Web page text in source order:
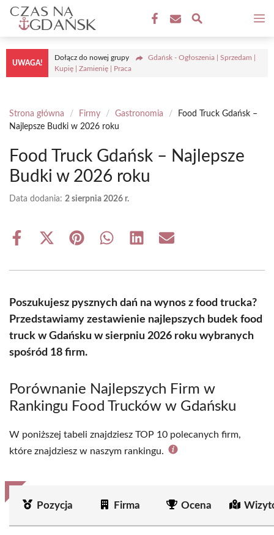
Przejdź
treści
UWAGA!
Dołącz do nowej grupy
Gdańsk - Ogłoszenia | Sprzedam |
Kupię | Zamienię | Praca
Strona główna / Firmy / Gastronomia /
Food Truck Gdańsk –
Najlepsze Budki w 2026 roku
Food Truck Gdańsk – Najlepsze
Budki w 2026 roku
Data dodania: 2 sierpnia 2026 r.
Share
Share
(Twitter)
Share Share Share Share
Poszukujesz pysznych dań na wynos z food trucka?
Przedstawiamy zestawienie najlepszych budek food
truck w Gdańsku w sierpniu 2026 roku wybranych
spośród 18 firm.
Porównanie Najlepszych Firm w
Rankingu Food Trucków w Gdańsku
W poniższej tabeli znajdziesz TOP 10 polecanych firm,
które znajdziesz w naszym rankingu.
Pozycja Firma Ocena